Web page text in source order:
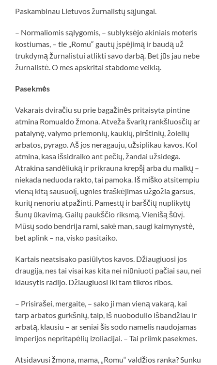
Paskambinau Lietuvos žurnalistų sąjungai.
– Normaliomis sąlygomis, – sublyksėjo akiniais moteris
kostiumas, – tie „Romu“ gautų įspėjimą ir baudą už
trukdymą žurnalistui atlikti savo darbą. Bet jūs jau nebe
žurnalistė. O mes apskritai stabdome veiklą.
Pasekmės
Vakarais dviračiu su prie bagažinės pritaisyta pintine
atmina Romualdo žmona. Atveža švarių rankšluosčių ar
patalynę, valymo priemonių, kaukių, pirštinių, žolelių
arbatos, pyrago. Aš jos neragauju, užsiplikau kavos. Kol
atmina, kasa išsidraiko ant pečių, žandai užsidega.
Atrakina sandėliuką ir prikrauna krepšį arba du malkų –
niekada neduoda rakto, tai pamoka. Iš miško atsitempiu
vieną kitą sausuolį, ugnies traškėjimas užgožia garsus,
kurių nenoriu atpažinti. Pamestų ir barščių nuplikytų
šunų ūkavimą. Gailų paukščio riksmą. Vienišą šūvį.
Mūsų sodo bendrija rami, sakė man, saugi kaimynystė,
bet aplink – na, visko pasitaiko.
Kartais neatsisako pasiūlytos kavos. Džiaugiuosi jos
draugija, nes tai visai kas kita nei niūniuoti pačiai sau, nei
klausytis radijo. Džiaugiuosi iki tam tikros ribos.
– Prisirašei, mergaite, – sako ji man vieną vakarą, kai
tarp arbatos gurkšnių, taip, iš nuobodulio išbandžiau ir
arbatą, klausiu – ar seniai šis sodo namelis naudojamas
imperijos nepritapėlių izoliacijai. – Tai priimk pasekmes.
Atsidavusi žmona, mama, „Romu“ valdžios ranka? Sunku